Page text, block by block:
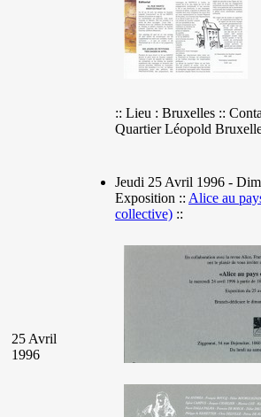
:: Lieu : Bruxelles ::
Quartier Léopold
25 Avril
1996
Jeudi 25 Avril 1996 -
Exposition :: Alice au
collective) ::